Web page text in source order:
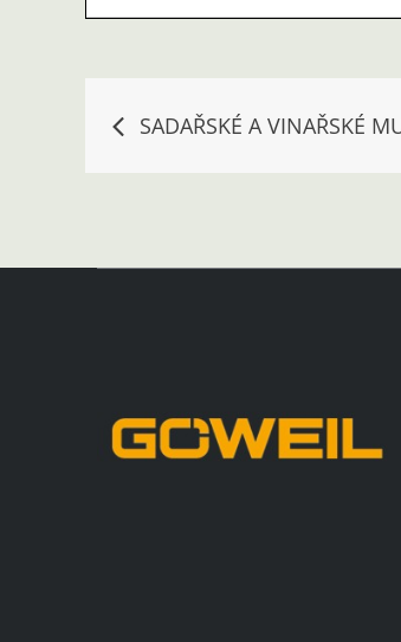
Navigace
SADAŘSKÉ A VINAŘSKÉ